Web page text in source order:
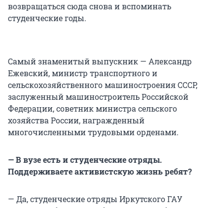
возвращаться сюда снова и вспоминать
студенческие годы.
Самый знаменитый выпускник — Александр
Ежевский, министр транспортного и
сельскохозяйственного машиностроения СССР,
заслуженный машиностроитель Российской
Федерации, советник министра сельского
хозяйства России, награжденный
многочисленными трудовыми орденами.
— В вузе есть и студенческие отряды.
Поддерживаете активистскую жизнь ребят?
— Да, студенческие отряды Иркутского ГАУ